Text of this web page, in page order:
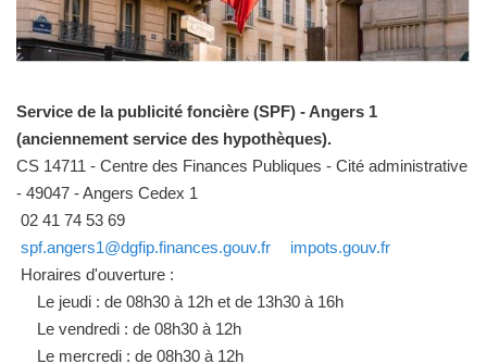
Service de la publicité foncière (SPF) - Angers 1
(anciennement service des hypothèques).
CS 14711 - Centre des Finances Publiques - Cité administrative
- 49047 - Angers Cedex 1
02 41 74 53 69
spf.angers1@dgfip.finances.gouv.fr
impots.gouv.fr
Horaires d'ouverture :
Le jeudi : de 08h30 à 12h et de 13h30 à 16h
Le vendredi : de 08h30 à 12h
Le mercredi : de 08h30 à 12h